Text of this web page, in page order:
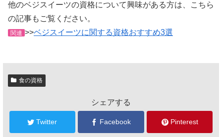
他のベジスイーツの資格について興味がある方は、こちら
の記事もご覧ください。
関連 >>ベジスイーツに関する資格おすすめ3選
食の資格
シェアする
Twitter Facebook Pinterest